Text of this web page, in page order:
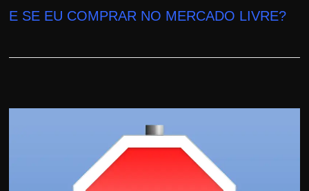
E SE EU COMPRAR NO MERCADO LIVRE?